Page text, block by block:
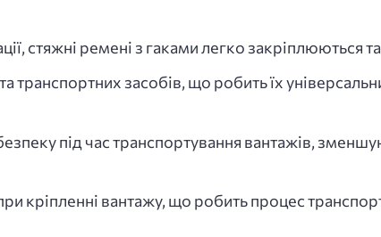
стяжні ремені з гаками легко закріплюються
транспортних засобів, що робить їх
під час транспортування вантажів,
кріпленні вантажу, що робить процес